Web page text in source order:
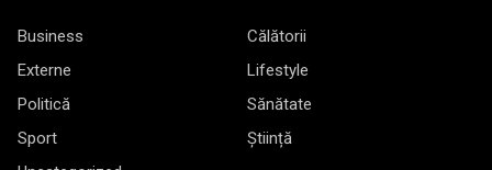
Business
Călătorii
Externe
Lifestyle
Politică
Sănătate
Sport
Știință